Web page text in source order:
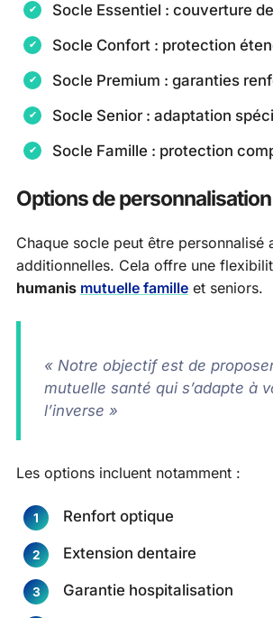
Socle Essentiel : couverture
Socle Confort : protection
Socle Premium : garanties
Socle Senior : adaptation
Socle Famille : protection
Options de
Chaque socle peut être personnalisé
additionnelles. Cela offre une
humanis mutuelle famille et seniors.
« Notre objectif est de
mutuelle santé qui s’adapte à
l’inverse »
Les options incluent notamment :
Renfort optique
Extension dentaire
Garantie hospitalisation